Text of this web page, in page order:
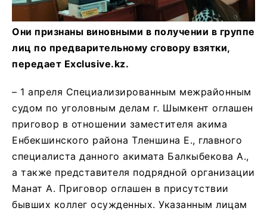
Они признаны виновными в получении в группе
лиц по предварительному сговору взятки,
передает Exclusive.kz.
– 1 апреля Специализированным межрайонным
судом по уголовным делам г. Шымкент оглашен
приговор в отношении заместителя акима
Енбекшинского района Тленшина Е., главного
специалиста данного акимата Балкыбекова А.,
а также представителя подрядной организации
Манат А. Приговор оглашен в присутствии
бывших коллег осужденных. Указанным лицам